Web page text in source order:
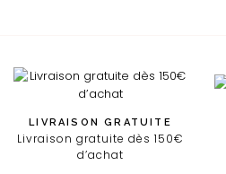
LIVRAISON GRATUITE
Livraison gratuite dès 150€
d’achat